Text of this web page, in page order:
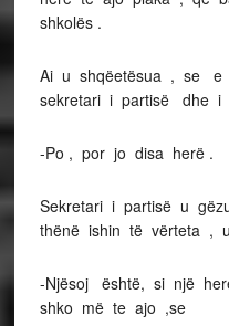
shkolës .
Ai u shqëetësua , se
sekretari i partisë dhe
-Po , por jo disa herë .
Sekretari i partisë u
thënë ishin të vërteta ,
-Njësoj është, si një
shko më te ajo ,se